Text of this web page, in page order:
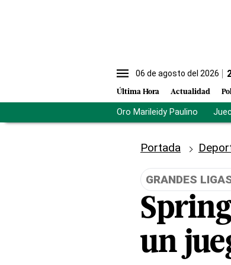
06 de agosto del 2026
Última Hora Actualidad
Oro Marileidy Paulino
Portada
GRANDES
un